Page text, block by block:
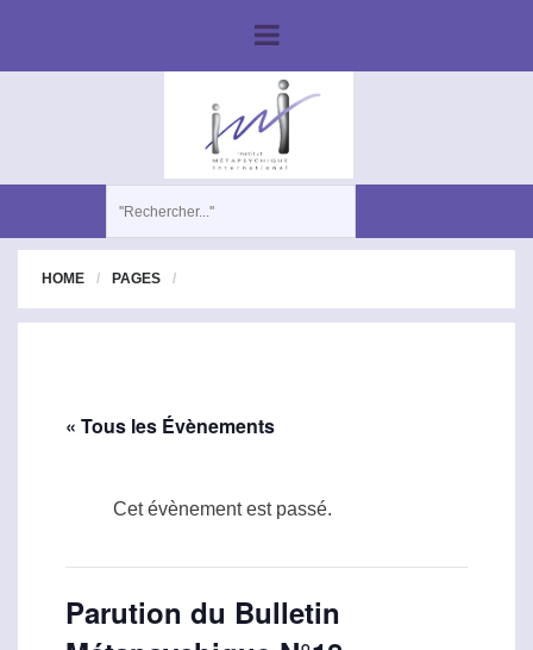
HOME PAGES
« Tous les Évènements
Cet évènement est passé.
Parution du Bulletin